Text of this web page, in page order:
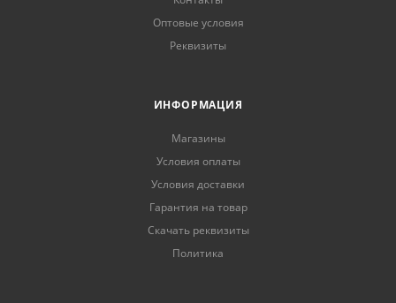
Оптовые условия
Реквизиты
ИНФОРМАЦИЯ
Магазины
Условия оплаты
Условия доставки
Гарантия на товар
Скачать реквизиты
Политика